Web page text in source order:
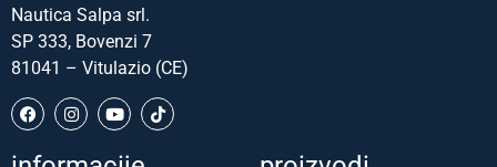
Nautica Salpa srl.
SP 333, Bovenzi 7
81041 – Vitulazio (CE)